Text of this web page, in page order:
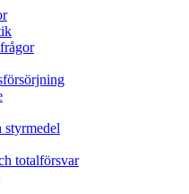
styrmedel
totalförsvar